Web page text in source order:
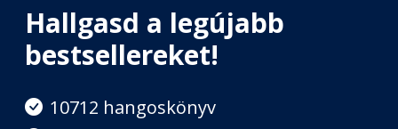
Hallgasd a legújabb
bestsellereket!
10712 hangoskönyv